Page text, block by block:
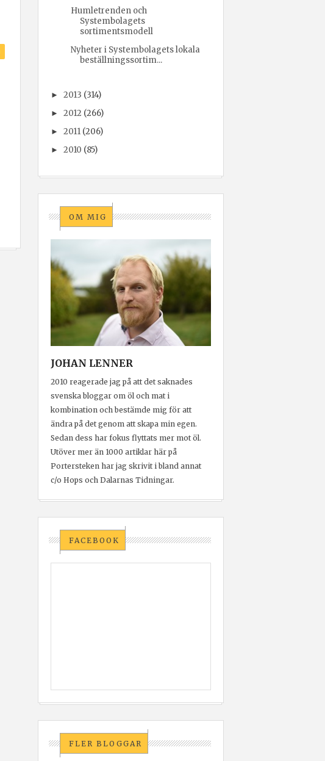
Humletrenden och
Systembolagets
sortimentsmodell
Nyheter i Systembolagets lokala
beställningssortim...
►2013 (314)
►2012 (266)
►2011 (206)
►2010 (85)
OM MIG
JOHAN LENNER
2010 reagerade jag på att det saknades
svenska bloggar om öl och mat i
kombination och bestämde mig för att
ändra på det genom att skapa min egen.
Sedan dess har fokus flyttats mer mot öl.
Utöver mer än 1000 artiklar här på
Portersteken har jag skrivit i bland annat
c/o Hops och Dalarnas Tidningar.
FACEBOOK
FLER BLOGGAR